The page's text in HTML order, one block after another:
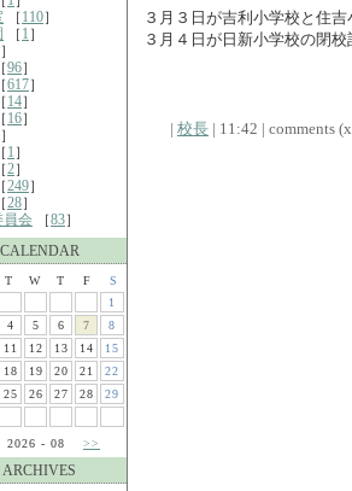
［ 110］
［ 1 ］
］
96］
617］
14］
16］
］
1 ］
2］
249］
28］
員会 ［83］
CALENDAR
T W T F
S
1
4 5 6 7
8
11 12 13 14
15
18 19 20 21
22
25 26 27 28
29
- 08 >>
ARCHIVES
３月３日が吉利小学校と住吉
３月４日が日新小学校の閉
| 校長 | 11:42 | comments